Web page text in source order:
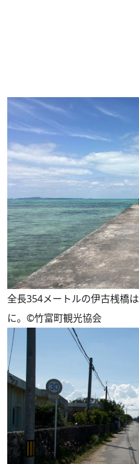
全長354メートルの伊古桟橋
に。©︎竹富町観光協会